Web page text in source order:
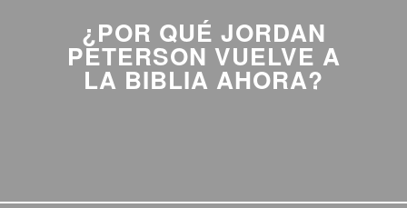
¿POR QUÉ JORDAN
PETERSON VUELVE A
LA BIBLIA AHORA?